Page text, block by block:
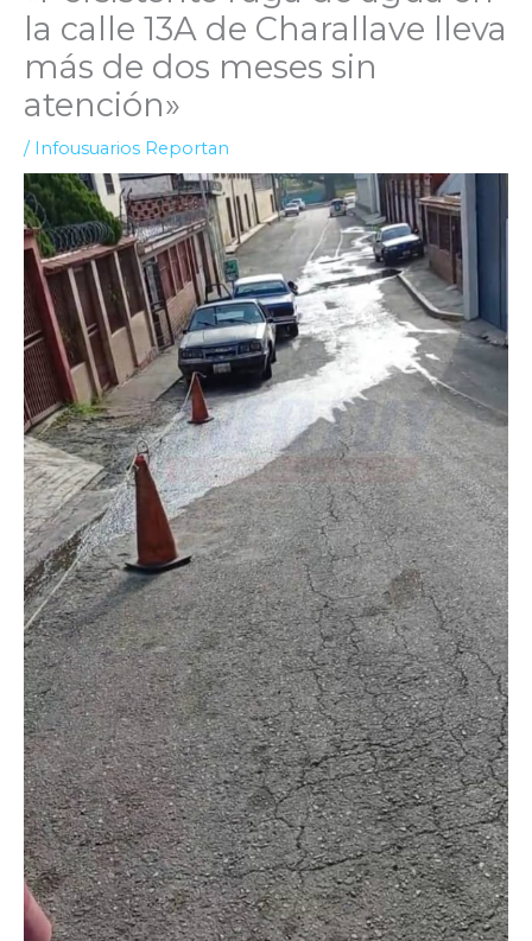
la calle 13A de Charallave lleva
más de dos meses sin
atención»
/ Infousuarios Reportan